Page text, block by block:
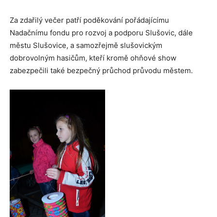
Za zdařilý večer patří poděkování pořádajícímu
Nadačnímu fondu pro rozvoj a podporu Slušovic, dále
městu Slušovice, a samozřejmě slušovickým
dobrovolným hasičům, kteří kromě ohňové show
zabezpečili také bezpečný průchod průvodu městem.